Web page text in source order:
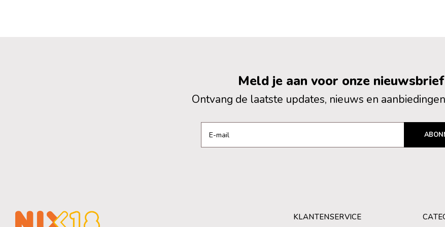
Meld je aan voor onze nieuwsbrief
Ontvang de laatste updates, nieuws en
KLANTENSERVICE